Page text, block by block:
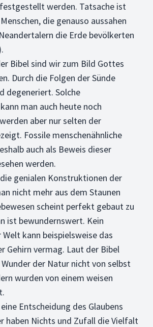
werden. Tatsache ist
die genauso aussahen
die Erde bevölkerten
Bibel sind wir zum Bild Gottes
Durch die Folgen der Sünde
degeneriert. Solche
man auch heute noch
aber nur selten der
Fossile menschenähnliche
auch als Beweis dieser
werden.
genialen Konstruktionen der
nicht mehr aus dem Staunen
scheint perfekt gebaut zu
ist bewundernswert. Kein
kann beispielsweise das
Gehirn vermag. Laut der Bibel
der Natur nicht von selbst
wurden von einem weisen
Entscheidung des Glaubens
haben Nichts und Zufall die Vielfalt